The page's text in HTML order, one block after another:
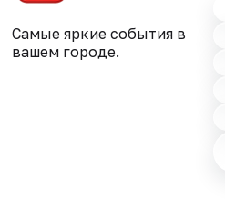
Самые яркие события в
вашем городе.